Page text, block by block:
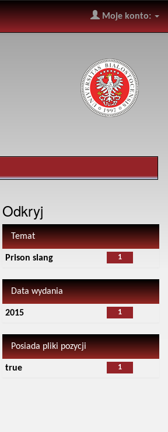
Moje konto:
Odkryj
Temat
1
Prison slang
Data wydania
1
2015
Posiada pliki pozycji
1
true